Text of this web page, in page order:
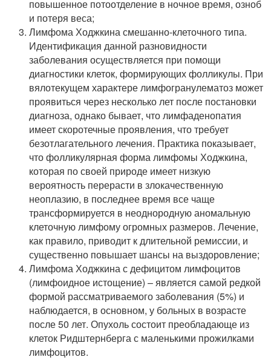
повышенное потоотделение в ночное время, озноб
и потеря веса;
Лимфома Ходжкина смешанно-клеточного типа.
Идентификация данной разновидности
заболевания осуществляется при помощи
диагностики клеток, формирующих фолликулы. При
вялотекущем характере лимфогранулематоз может
проявиться через несколько лет после постановки
диагноза, однако бывает, что лимфаденопатия
имеет скоротечные проявления, что требует
безотлагательного лечения. Практика показывает,
что фолликулярная форма лимфомы Ходжкина,
которая по своей природе имеет низкую
вероятность перерасти в злокачественную
неоплазию, в последнее время все чаще
трансформируется в неоднородную аномальную
клеточную лимфому огромных размеров. Лечение,
как правило, приводит к длительной ремиссии, и
существенно повышает шансы на выздоровление;
Лимфома Ходжкина с дефицитом лимфоцитов
(лимфоидное истощение) – является самой редкой
формой рассматриваемого заболевания (5%) и
наблюдается, в основном, у больных в возрасте
после 50 лет. Опухоль состоит преобладающе из
клеток Ридштернберга с маленькими прожилками
лимфоцитов.